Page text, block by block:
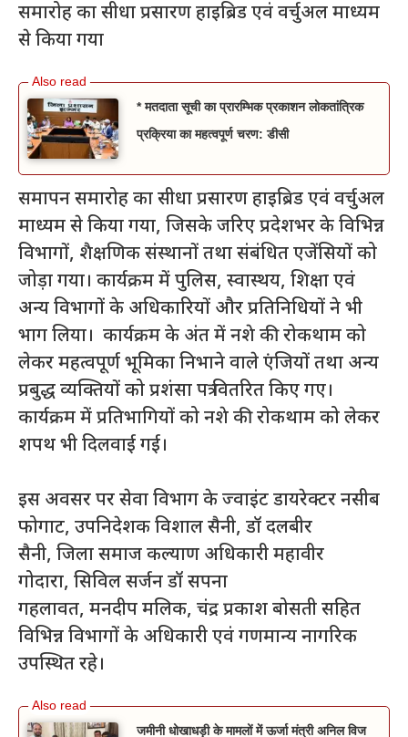
समारोह का सीधा प्रसारण हाइब्रिड एवं वर्चुअल माध्यम
से किया गया
* मतदाता सूची का प्रारम्भिक प्रकाशन लोकतांत्रिक
प्रक्रिया का महत्वपूर्ण चरण: डीसी
समापन समारोह का सीधा प्रसारण हाइब्रिड एवं वर्चुअल
माध्यम से किया गया, जिसके जरिए प्रदेशभर के विभिन्न
विभागों, शैक्षणिक संस्थानों तथा संबंधित एजेंसियों को
जोड़ा गया। कार्यक्रम में पुलिस, स्वास्थय, शिक्षा एवं
अन्य विभागों के अधिकारियों और प्रतिनिधियों ने भी
भाग लिया। कार्यक्रम के अंत में नशे की रोकथाम को
लेकर महत्वपूर्ण भूमिका निभाने वाले एंजियों तथा अन्य
प्रबुद्ध व्यक्तियों को प्रशंसा पत्र वितरित किए गए।
कार्यक्रम में प्रतिभागियों को नशे की रोकथाम को लेकर
शपथ भी दिलवाई गई।
इस अवसर पर सेवा विभाग के ज्वाइंट डायरेक्टर नसीब
फोगाट, उपनिदेशक विशाल सैनी, डॉ दलबीर
सैनी, जिला समाज कल्याण अधिकारी महावीर
गोदारा, सिविल सर्जन डॉ सपना
गहलावत, मनदीप मलिक, चंद्र प्रकाश बोसती सहित
विभिन्न विभागों के अधिकारी एवं गणमान्य नागरिक
उपस्थित रहे।
जमीनी धोखाधड़ी के मामलों में ऊर्जा मंत्री अनिल विज